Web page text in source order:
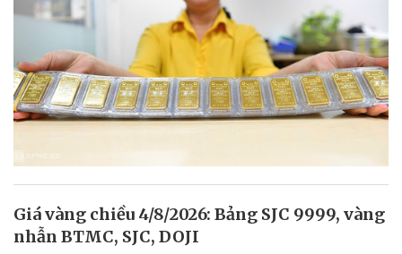
Giá vàng chiều 4/8/2026: Bảng SJC 9999, vàng
nhẫn BTMC, SJC, DOJI